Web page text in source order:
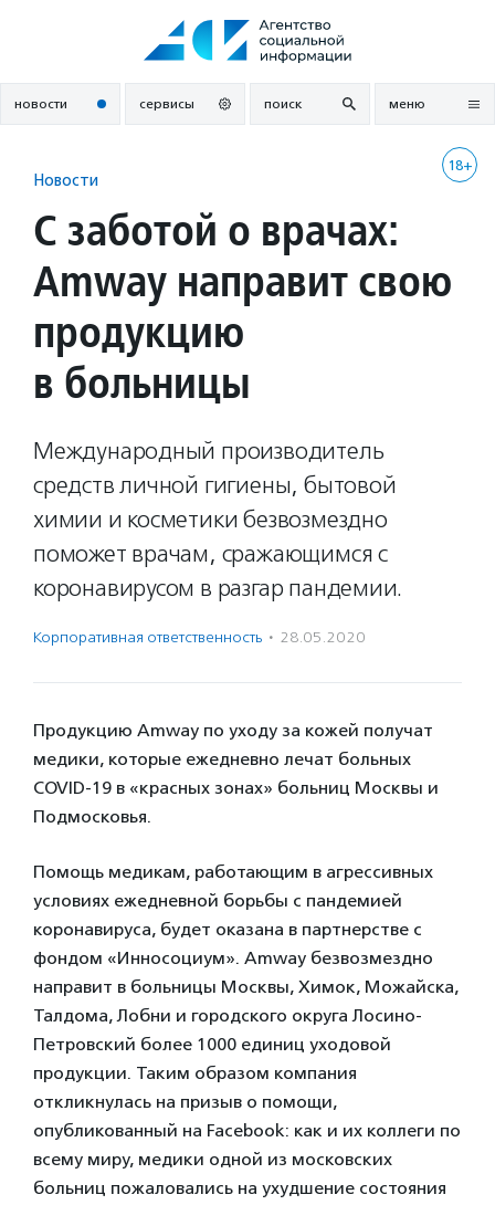
новости сервисы поиск меню
18+
Новости
С заботой о врачах:
Amway направит свою
продукцию
в больницы
Международный производитель
средств личной гигиены, бытовой
химии и косметики безвозмездно
поможет врачам, сражающимся с
коронавирусом в разгар пандемии.
Корпоративная ответственность · 28.05.2020
Продукцию Amway по уходу за кожей получат
медики, которые ежедневно лечат больных
COVID-19 в «красных зонах» больниц Москвы и
Подмосковья.
Помощь медикам, работающим в агрессивных
условиях ежедневной борьбы с пандемией
коронавируса, будет оказана в партнерстве с
фондом «Инносоциум». Amway безвозмездно
направит в больницы Москвы, Химок, Можайска,
Талдома, Лобни и городского округа Лосино-
Петровский более 1000 единиц уходовой
продукции. Таким образом компания
откликнулась на призыв о помощи,
опубликованный на Facebook: как и их коллеги по
всему миру, медики одной из московских
больниц пожаловались на ухудшение состояния